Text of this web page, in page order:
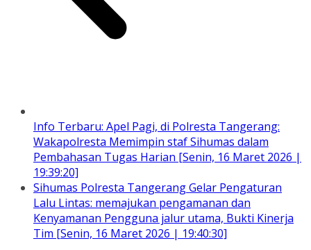
Info Terbaru: Apel Pagi, di Polresta Tangerang:
Wakapolresta Memimpin staf Sihumas dalam
Pembahasan Tugas Harian [Senin, 16 Maret 2026 |
19:39:20]
Sihumas Polresta Tangerang Gelar Pengaturan
Lalu Lintas: memajukan pengamanan dan
Kenyamanan Pengguna jalur utama, Bukti Kinerja
Tim [Senin, 16 Maret 2026 | 19:40:30]